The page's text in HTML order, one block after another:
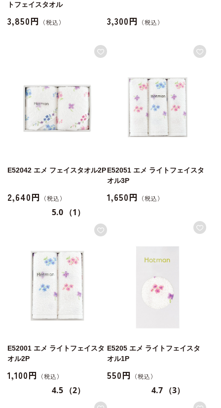
トフェイスタオル
3,850円 3,300円
E52042 エメ フェイスタオル2P
2,640円
5.0 （1）
E52051 エメ ライトフェイスタ
オル3P
1,650円
E52001 エメ ライトフェイスタ
オル2P
1,100円
4.5 （2）
E5205 エメ ライトフェイスタ
オル1P
550円
4.7 （3）